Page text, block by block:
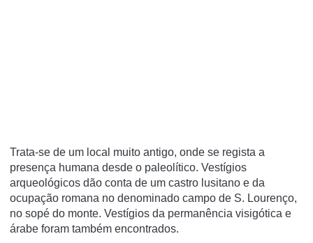
Trata-se de um local muito antigo, onde se regista a
presença humana desde o paleolítico. Vestígios
arqueológicos dão conta de um castro lusitano e da
ocupação romana no denominado campo de S. Lourenço,
no sopé do monte. Vestígios da permanência visigótica e
árabe foram também encontrados.